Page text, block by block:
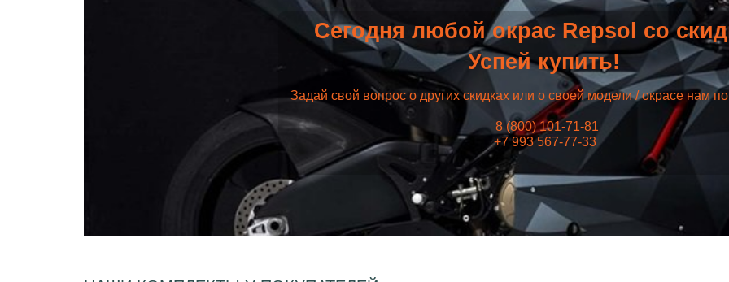
Сегодня любой окрас Repsol со
Успей купить!
Задай свой вопрос о других скидках или о своей модели / окрасе нам
8 (800) 101-71-81
+7 993 567-77-33